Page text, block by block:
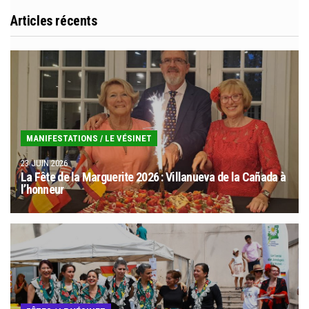
i
g
a
t
i
o
n
d
e
v
É
m
e
n
t
Articles récents
MANIFESTATIONS / LE VÉSINET
23 JUIN 2026
La Fête de la Marguerite 2026 : Villanueva de la Cañada à
l’honneur